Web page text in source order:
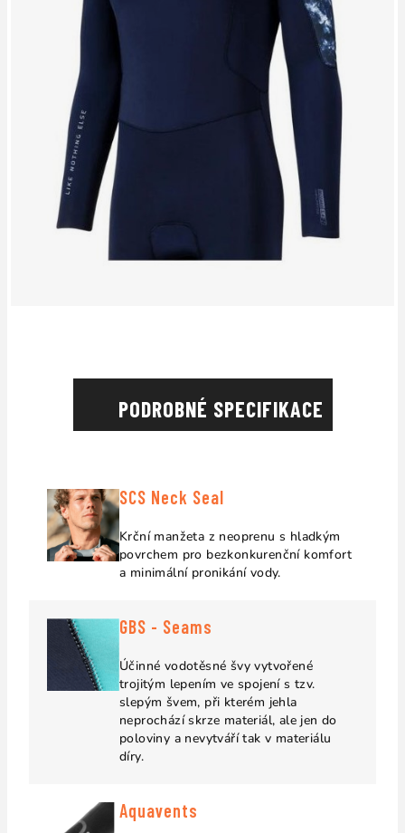
PODROBNÉ SPECIFIKACE
SCS Neck Seal
Krční manžeta z neoprenu s hladkým
povrchem pro bezkonkurenční komfort
a minimální pronikání vody.
GBS - Seams
Účinné vodotěsné švy vytvořené
trojitým lepením ve spojení s tzv.
slepým švem, při kterém jehla
neprochází skrze materiál, ale jen do
poloviny a nevytváří tak v materiálu
díry.
Aquavents